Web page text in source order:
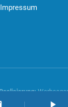
Impressum
: